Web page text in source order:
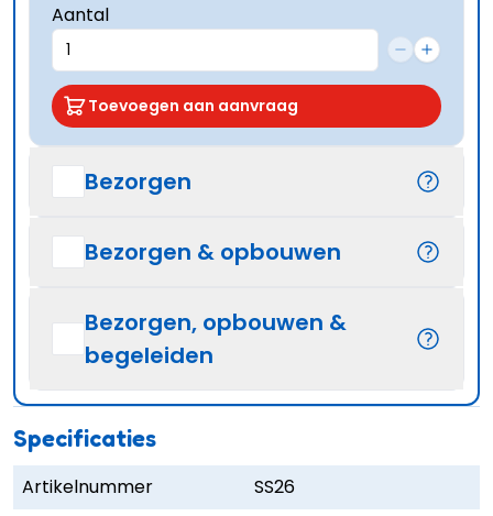
Aantal
Toevoegen aan aanvraag
Bezorgen
Bezorgen & opbouwen
Bezorgen, opbouwen &
begeleiden
Specificaties
Artikelnummer
SS26